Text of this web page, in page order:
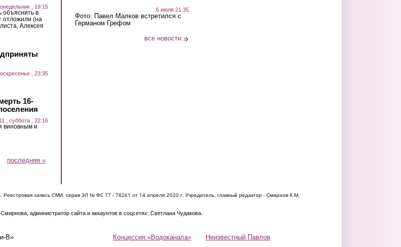
, 19:15
объяснить в
отложили (на
Алексея
, 23:35
16-
, суббота , 22:16
виновным и
последняя »
6 июля 21:35
Фото: Павел Малков встретился с
Германом Грефом
все новости
Реестровая запись СМИ: серия ЭЛ № ФС 77 - 78261 от 14 апреля 2020 г. Учредитель, главный редактор - Смирнов К.М.
администратор сайта и аккаунтов в соцсетях: Светлана Чудакова.
Концессия «Водоканала» Неизвестный Павлов
В»